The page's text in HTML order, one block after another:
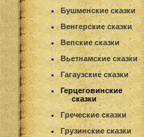
Бушменские сказки
Венгерские сказки
Вепские сказки
Вьетнамские сказки
Гагаузские сказки
Герцеговинские
сказки
Греческие сказки
Грузинские сказки